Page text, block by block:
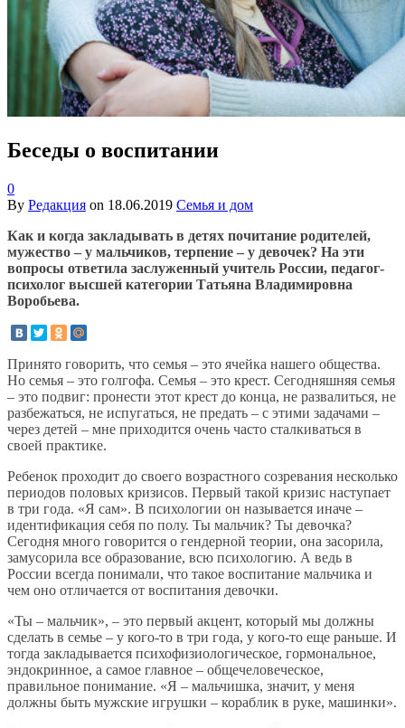
Беседы о воспитании
0
By Редакция on 18.06.2019 Семья и дом
Как и когда закладывать в детях почитание родителей,
мужество – у мальчиков, терпение – у девочек? На эти
вопросы ответила заслуженный учитель России, педагог-
психолог высшей категории Татьяна Владимировна
Воробьева.
Принято говорить, что семья – это ячейка нашего общества.
Но семья – это голгофа. Семья – это крест. Сегодняшняя семья
– это подвиг: пронести этот крест до конца, не развалиться, не
разбежаться, не испугаться, не предать – с этими задачами –
через детей – мне приходится очень часто сталкиваться в
своей практике.
Ребенок проходит до своего возрастного созревания несколько
периодов половых кризисов. Первый такой кризис наступает
в три года. «Я сам». В психологии он называется иначе –
идентификация себя по полу. Ты мальчик? Ты девочка?
Сегодня много говорится о гендерной теории, она засорила,
замусорила все образование, всю психологию. А ведь в
России всегда понимали, что такое воспитание мальчика и
чем оно отличается от воспитания девочки.
«Ты – мальчик», – это первый акцент, который мы должны
сделать в семье – у кого-то в три года, у кого-то еще раньше. И
тогда закладывается психофизиологическое, гормональное,
эндокринное, а самое главное – общечеловеческое,
правильное понимание. «Я – мальчишка, значит, у меня
должны быть мужские игрушки – кораблик в руке, машинки».